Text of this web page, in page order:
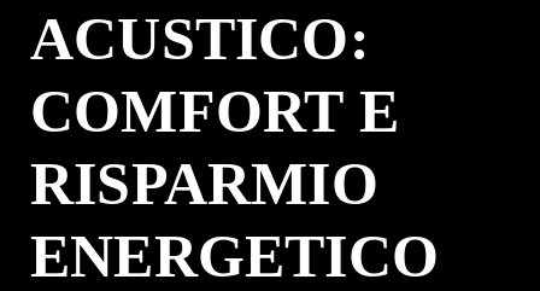
ACUSTICO:
COMFORT E
RISPARMIO
ENERGETICO